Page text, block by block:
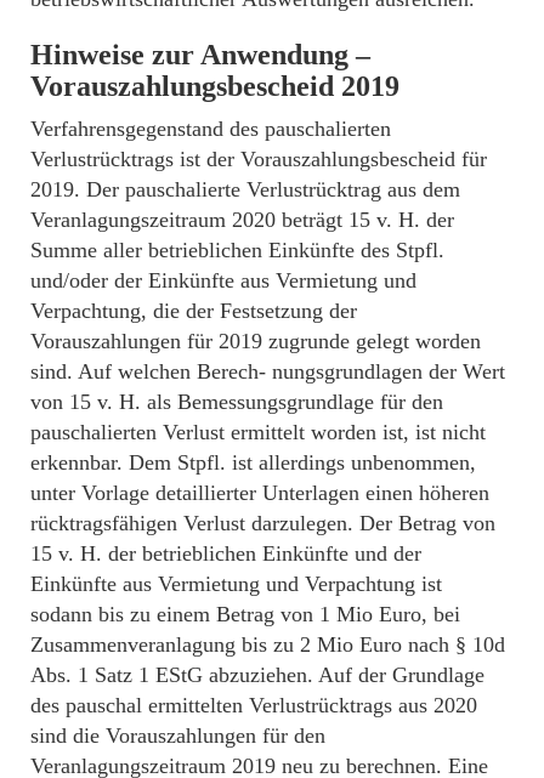
Hinweise zur Anwendung –
Vorauszahlungsbescheid 2019
Verfahrensgegenstand des pauschalierten
Verlustrücktrags ist der Vorauszahlungsbescheid für
2019. Der pauschalierte Verlustrücktrag aus dem
Veranlagungszeitraum 2020 beträgt 15 v. H. der
Summe aller betrieblichen Einkünfte des Stpfl.
und/oder der Einkünfte aus Vermietung und
Verpachtung, die der Festsetzung der
Vorauszahlungen für 2019 zugrunde gelegt worden
sind. Auf welchen Berech- nungsgrundlagen der Wert
von 15 v. H. als Bemessungsgrundlage für den
pauschalierten Verlust ermittelt worden ist, ist nicht
erkennbar. Dem Stpfl. ist allerdings unbenommen,
unter Vorlage detaillierter Unterlagen einen höheren
rücktragsfähigen Verlust darzulegen. Der Betrag von
15 v. H. der betrieblichen Einkünfte und der
Einkünfte aus Vermietung und Verpachtung ist
sodann bis zu einem Betrag von 1 Mio Euro, bei
Zusammenveranlagung bis zu 2 Mio Euro nach § 10d
Abs. 1 Satz 1 EStG abzuziehen. Auf der Grundlage
des pauschal ermittelten Verlustrücktrags aus 2020
sind die Vorauszahlungen für den
Veranlagungszeitraum 2019 neu zu berechnen. Eine